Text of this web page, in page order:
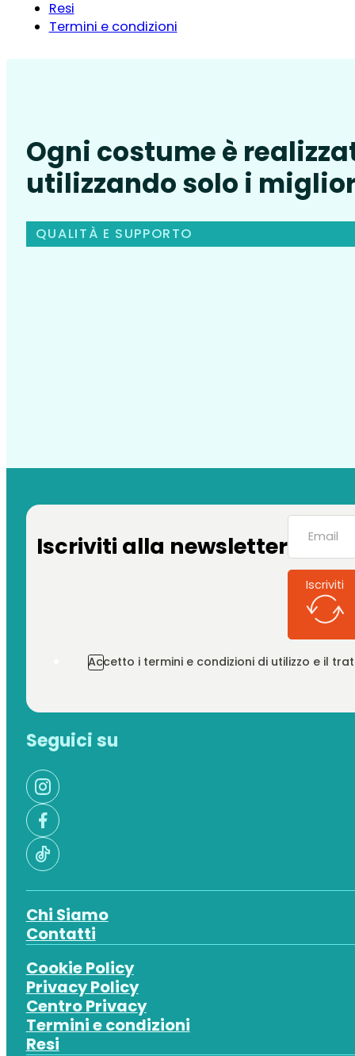
Resi
Termini e condizioni
Ogni costume è
utilizzando solo i
QUALITÀ E SUPPORTO
Iscriviti alla newsletter
Iscriviti
Accetto i termini e condizioni di utilizzo e il
Seguici su
Chi Siamo
Contatti
Cookie Policy
Privacy Policy
Centro Privacy
Termini e condizioni
Resi